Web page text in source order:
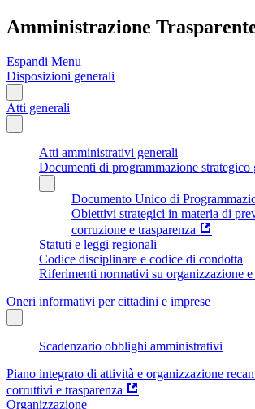
Amministrazione
Espandi Menu
Disposizioni generali
Atti generali
Atti amministrativi generali
Documenti di programmazione strategico
Documento Unico di
Obiettivi strategici in materia di
corruzione e trasparenza
Statuti e leggi regionali
Codice disciplinare e codice di condotta
Riferimenti normativi su organizzazione
Oneri informativi per cittadini e imprese
Scadenzario obblighi amministrativi
Piano integrato di attività e organizzazione
corruttivi e trasparenza
Organizzazione